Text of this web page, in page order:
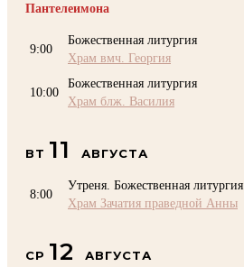
Пантелеимона
9:00
Божественная литургия
Храм вмч. Георгия
10:00
Божественная литургия
Храм блж. Василия
ВТ 11 АВГУСТА
8:00
Утреня. Божественная литургия
Храм Зачатия праведной Анны
СР 12 АВГУСТА